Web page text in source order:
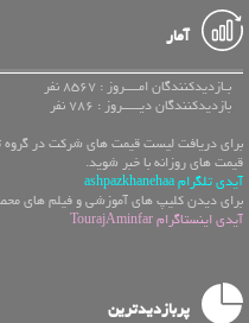
آمار
بـازدیدکنندگان امــــروز : 8567 نفر
بازدیدکنندگان دیـــــروز : 786 نفر
برای دریافت لیست قیمت های شرکت در گروه
قیمت های روزانه با خبر شوید.
آیدی تلگرام ashpazkhanehaa
برای دیدن کلیپ های آموزشی و فیلم های
آیدی اینستاگرام TourajAminfar
پربازدیدترین